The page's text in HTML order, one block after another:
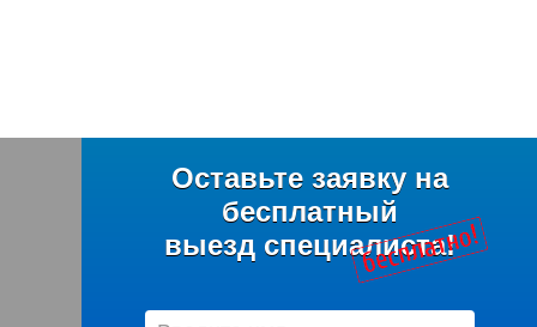
Оставьте заявку на
бесплатный
выезд специалиста!